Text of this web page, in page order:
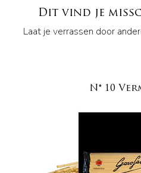
Dit vind je
Laat je verrassen door
N° 10